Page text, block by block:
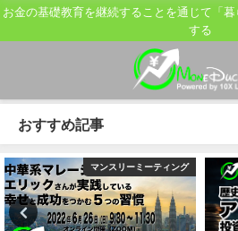
お金の基礎教育を継続することを通じて「
する
おすすめ記事
マンスリーミーティング